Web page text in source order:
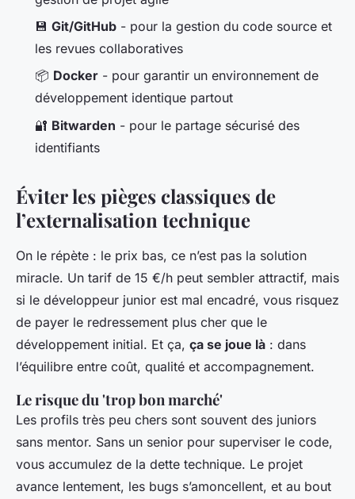
💾 Git/GitHub - pour la gestion du code source et
les revues collaboratives
📦 Docker - pour garantir un environnement de
développement identique partout
🔐 Bitwarden - pour le partage sécurisé des
identifiants
Éviter les pièges classiques de
l’externalisation technique
On le répète : le prix bas, ce n’est pas la solution
miracle. Un tarif de 15 €/h peut sembler attractif, mais
si le développeur junior est mal encadré, vous risquez
de payer le redressement plus cher que le
développement initial. Et ça, ça se joue là : dans
l’équilibre entre coût, qualité et accompagnement.
Le risque du 'trop bon marché'
Les profils très peu chers sont souvent des juniors
sans mentor. Sans un senior pour superviser le code,
vous accumulez de la dette technique. Le projet
avance lentement, les bugs s’amoncellent, et au bout